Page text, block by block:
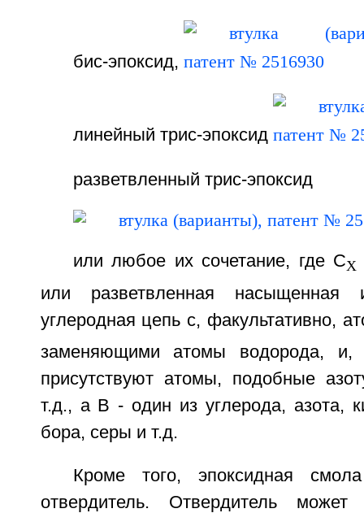
бис-эпоксид,
линейный трис-эпоксид
разветвленный трис-эпоксид
или любое их сочетание, где CX
или разветвленная насыщенная
углеродная цепь с, факультативно,
заменяющими атомы водорода, и,
присутствуют атомы, подобные
т.д., а В - один из углерода, азота,
бора, серы и т.д.
Кроме того, эпоксидная
отвердитель. Отвердитель